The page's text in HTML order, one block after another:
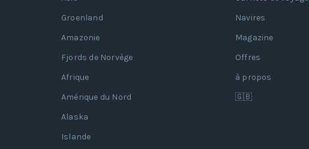
Groenland
Amazonie
Fjords de Norvège
Afrique
Amérique du Nord
Alaska
Islande
Navires
Magazine
Offres
à propos
🇬🇧